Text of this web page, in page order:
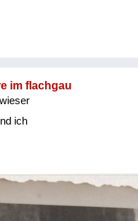
Stellung gekriegt hat. Sie
zwölf Kindern, am Land in
im flachgau
ich